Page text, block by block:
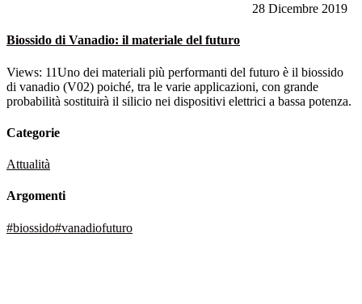
28 Dicembre 2019
Biossido di Vanadio: il materiale del futuro
Views: 11Uno dei materiali più performanti del futuro è il biossido
di vanadio (V02) poiché, tra le varie applicazioni, con grande
probabilità sostituirà il silicio nei dispositivi elettrici a bassa potenza.
Categorie
Attualità
Argomenti
#biossido#vanadiofuturo